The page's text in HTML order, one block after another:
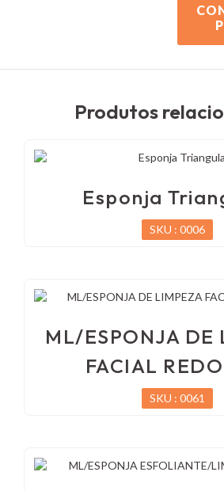
Produtos
Esponja
SKU : 0006
ML/ESPONJA DE
FACIAL
SKU : 0061